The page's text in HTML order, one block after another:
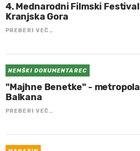
4. Mednarodni Filmski Festival
Kranjska Gora
PREBERI VEČ…
NEMŠKI DOKUMENTAREC
"Majhne Benetke" - metropola
Balkana
PREBERI VEČ…